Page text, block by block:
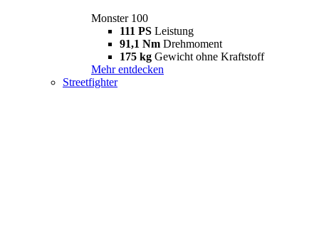
Monster 100
111 PS Leistung
91,1 Nm Drehmoment
175 kg Gewicht ohne Kraftstoff
Mehr entdecken
Streetfighter